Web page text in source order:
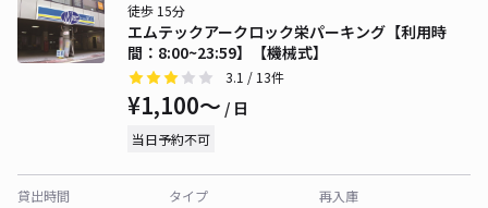
エムテックアークロック栄パーキング【利用時
間：8:00~23:59】【機械式】
徒歩 15分
3.1 / 13件
¥1,100〜 / 日
当日予約不可
貸出時間
タイプ
再入庫